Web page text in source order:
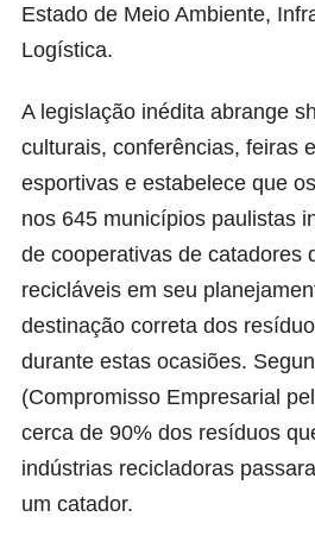
Estado de Meio Ambiente,
Logística.
A legislação inédita abrange
culturais, conferências, feiras
esportivas e estabelece que
nos 645 municípios paulistas
de cooperativas de catadores
recicláveis em seu
destinação correta dos
durante estas ocasiões.
(Compromisso Empresarial
cerca de 90% dos resíduos
indústrias recicladoras
um catador.